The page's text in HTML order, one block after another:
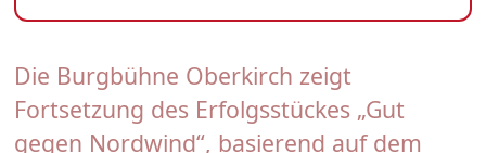
Die Burgbühne Oberkirch zeigt
Fortsetzung des Erfolgsstückes „Gut
gegen Nordwind“, basierend auf dem